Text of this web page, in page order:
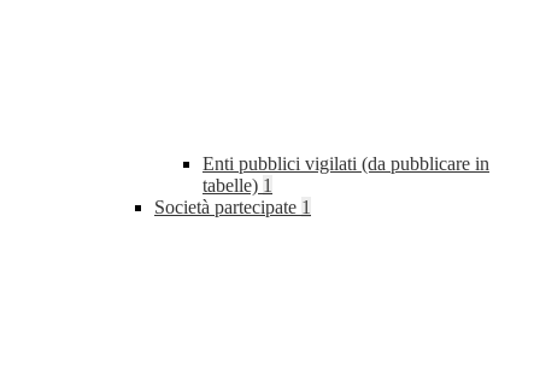
Enti pubblici vigilati (da pubblicare in
tabelle) 1
Società partecipate 1